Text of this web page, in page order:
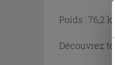
Poids : 76,2 kg
Découvrez